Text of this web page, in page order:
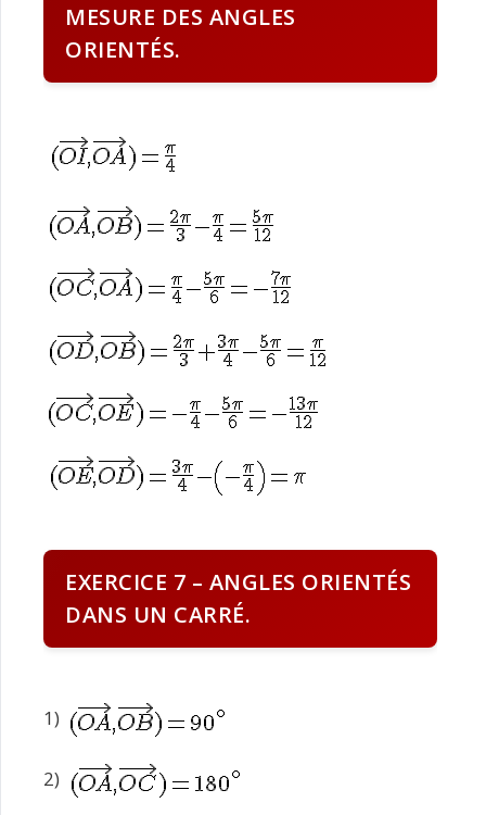
MESURE DES ANGLES
ORIENTÉS.
EXERCICE 7 – ANGLES ORIENTÉS
DANS UN CARRÉ.
1)
2)